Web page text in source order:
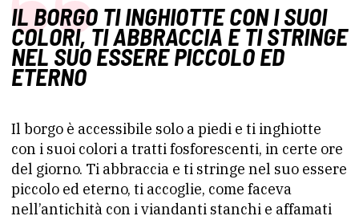
IL BORGO TI INGHIOTTE CON I SUOI
COLORI, TI ABBRACCIA E TI STRINGE
NEL SUO ESSERE PICCOLO ED
ETERNO
Il borgo è accessibile solo a piedi e ti inghiotte
con i suoi colori a tratti fosforescenti, in certe ore
del giorno. Ti abbraccia e ti stringe nel suo essere
piccolo ed eterno, ti accoglie, come faceva
nell’antichità con i viandanti stanchi e affamati